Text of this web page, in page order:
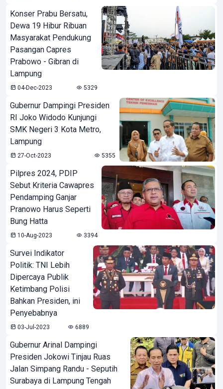
Konser Prabu Bersatu,
Dewa 19 Hibur Ribuan
Masyarakat Pendukung
Pasangan Capres
Prabowo - Gibran di
Lampung
04-Dec-2023 5329
Gubernur Dampingi Presiden
RI Joko Widodo Kunjungi
SMK Negeri 3 Kota Metro,
Lampung
27-Oct-2023 5355
Pilpres 2024, PDIP
Sebut Kriteria Cawapres
Pendamping Ganjar
Pranowo Harus Seperti
Bung Hatta
10-Aug-2023 3394
Survei Indikator
Politik: TNI Lebih
Dipercaya Publik
Ketimbang Polisi
Bahkan Presiden, ini
Penyebabnya
03-Jul-2023 6889
Gubernur Arinal Dampingi
Presiden Jokowi Tinjau Ruas
Jalan Simpang Randu - Seputih
Surabaya di Lampung Tengah